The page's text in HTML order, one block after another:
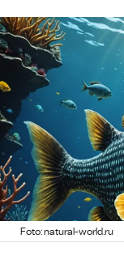
Foto: natural-world.ru